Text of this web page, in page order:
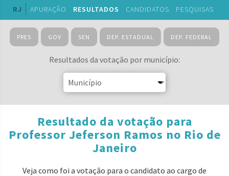
RJ APURAÇÃO RESULTADOS CANDIDATOS PESQUISAS
PRES GOV SEN DEP. ESTADUAL DEP. FEDERAL
Resultados da votação por município:
Resultado da votação para
Professor Jeferson Ramos no Rio de
Janeiro
Veja como foi a votação para o candidato ao cargo de